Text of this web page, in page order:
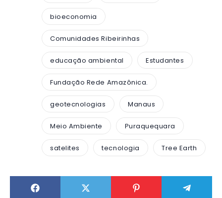
bioeconomia
Comunidades Ribeirinhas
educação ambiental Estudantes
Fundação Rede Amazônica.
geotecnologias Manaus
Meio Ambiente Puraquequara
satelites tecnologia Tree Earth